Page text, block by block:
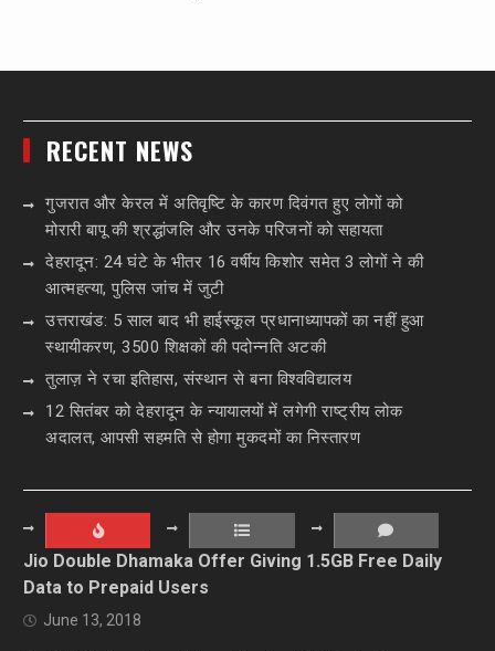
RECENT NEWS
गुजरात और केरल में अतिवृष्टि के कारण दिवंगत हुए लोगों को
मोरारी बापू की श्रद्धांजलि और उनके परिजनों को सहायता
देहरादून: 24 घंटे के भीतर 16 वर्षीय किशोर समेत 3 लोगों ने की
आत्महत्या, पुलिस जांच में जुटी
उत्तराखंड: 5 साल बाद भी हाईस्कूल प्रधानाध्यापकों का नहीं हुआ
स्थायीकरण, 3500 शिक्षकों की पदोन्नति अटकी
तुलाज़ ने रचा इतिहास, संस्थान से बना विश्वविद्यालय
12 सितंबर को देहरादून के न्यायालयों में लगेगी राष्ट्रीय लोक
अदालत, आपसी सहमति से होगा मुकदमों का निस्तारण
Jio Double Dhamaka Offer Giving 1.5GB Free Daily
Data to Prepaid Users
June 13, 2018